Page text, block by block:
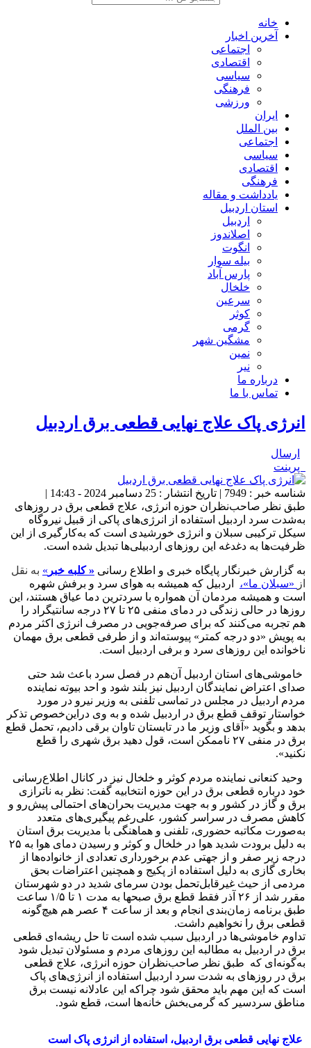
خانه
آخرین اخبار
اجتماعی
اقتصادی
سیاسی
فرهنگی
ورزشی
ایران
بین الملل
اجتماعی
سیاسی
اقتصادی
فرهنگی
یادداشت و مقاله
استان اردبیل
اردبیل
اصلاندوز
انگوت
بیله سوار
پارس آباد
خلخال
سرعین
کوثر
گرمی
مشگین شهر
نمین
نیر
درباره ما
تماس با ما
انرژی پاک علاج نهایی قطعی برق اردبیل
ارسال
پرینت
شناسه خبر : 7949 | تاریخ انتشار : 25 دسامبر 2024 - 14:43 |
طبق نظر صاحب‌نظران حوزه انرژی، علاج قطعی برق در روزهای
به‌شدت سرد اردبیل استفاده از انرژی‌های پاکی از قبیل نیروگاه
سیکل ترکیبی سبلان و انرژی خورشیدی است که به‌کارگیری از این
ظرفیت‌ها به دغدغه این روزهای اردبیلی‌ها تبدیل شده است.
به گزارش خبرنگار پایگاه خبری و اطلاع رسانی « کلبه خبر » به نقل
از «سبلان ما»،
اردبیل که همیشه به هوای سرد و برفش شهره
است و همیشه مردمان آن همواره با سردترین دما عیاق هستند، این
روزها در حالی زندگی در دمای منفی ۲۵ تا ۲۷ درجه سانتیگراد را
هم تجربه می‌کنند که برای صرفه‌جویی در مصرف انرژی اکثر مردم
به پویش «دو درجه کمتر» پیوسته‌اند و از طرفی قطعی برق مهمان
ناخوانده این روزهای سرد و برفی اردبیل است.
خاموشی‌های استان اردبیل آن‌هم در فصل سرد باعث شد حتی
صدای اعتراض نمایندگان اردبیل نیز بلند شود و احد بیوته نماینده
مردم اردبیل در مجلس در تماسی تلفنی به وزیر نیرو در مورد
خواستار توقف قطع برق در اردبیل شده و به وی دراین‌خصوص تذکر
بدهد و بگوید «آقای وزیر ما در تابستان تاوان برقی دادیم، تحمل قطع
برق در منفی ۲۷ ناممکن است، قول دهید برق شهری را قطع
نکنید».
وحید کنعانی نماینده مردم کوثر و خلخال نیز در کانال اطلاع‌رسانی
خود درباره قطعی برق در این حوزه انتخابیه گفت: نظر به ناترازی
برق و گاز در کشور و به جهت مدیریت بحران‌های احتمالی پیش‌رو و
کاهش مصرف در سراسر کشور، علی‌رغم پیگیری‌های متعدد
به‌صورت مکاتبه حضوری، تلفنی و هماهنگی با مدیریت برق استان
به دلیل برودت شدید هوا در خلخال و کوثر و رسیدن دمای هوا به ۲۵
درجه زیر صفر و از جهتی عدم برخورداری تعدادی از خانواده‌ها از
بخاری گازی به دلیل استفاده از پکیج و همچنین اعتراضات بحق
مردمی از حیث غیرقابل‌تحمل بودن سرمای شدید در دو شهرستان
مقرر شد از ۲۶ آذر فقط قطع برق صبح‎ها به مدت ۱ تا ۱/۵ ساعت
طبق برنامه زمان‌بندی انجام و بعد از ساعت ۴ عصر هم هیچ‌گونه
قطعی برق را نخواهیم داشت.
تداوم خاموشی‌ها در اردبیل سبب شده است تا حل ریشه‌ای قطعی
برق در اردبیل به مطالبه این روزهای مردم و مسئولان تبدیل شود
به‌گونه‌ای که طبق نظر صاحب‌نظران حوزه انرژی، علاج قطعی
برق در روزهای به شدت سرد اردبیل استفاده از انرژی‌های پاک
است که این مهم باید محقق شود چراکه این عادلانه نیست برق
مناطق سردسیر که گرمی‌بخش خانه‌ها است، قطع شود.
علاج نهایی قطعی برق اردبیل، استفاده از انرژی پاک است